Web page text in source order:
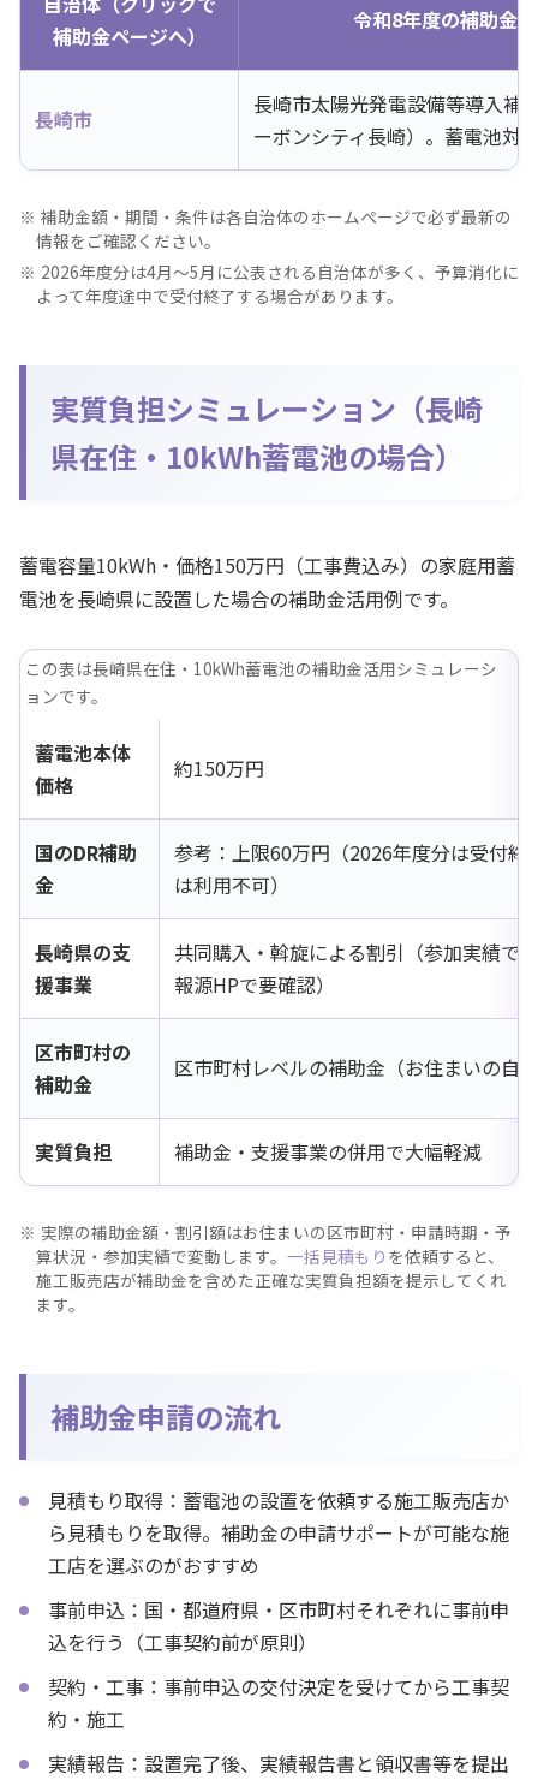
補助金ページへ）
令和8年度の補助金
長崎市
長崎市太陽光発電設備等導入補
ーボンシティ長崎）。蓄電池対
補助金額・期間・条件は各自治体のホームページで必ず最新の
情報をご確認ください。
2026年度分は4月〜5月に公表される自治体が多く、予算消化に
よって年度途中で受付終了する場合があります。
実質負担シミュレーション（長崎
県在住・10kWh蓄電池の場合）
蓄電容量10kWh・価格150万円（工事費込み）の家庭用蓄
電池を長崎県に設置した場合の補助金活用例です。
この表は長崎県在住・10kWh蓄電池の補助金活用シミュレーシ
ョンです。
蓄電池本体
価格
約150万円
国のDR補助
金
参考：上限60万円（2026年度分は受付終
は利用不可）
長崎県の支
援事業
共同購入・斡旋による割引（参加実績で
報源HPで要確認）
区市町村の
補助金
区市町村レベルの補助金（お住まいの自
実質負担 補助金・支援事業の併用で大幅軽減
実際の補助金額・割引額はお住まいの区市町村・申請時期・予
算状況・参加実績で変動します。 一括見積もり を依頼すると、
施工販売店が補助金を含めた正確な実質負担額を提示してくれ
ます。
補助金申請の流れ
見積もり取得：蓄電池の設置を依頼する施工販売店か
ら見積もりを取得。補助金の申請サポートが可能な施
工店を選ぶのがおすすめ
事前申込：国・都道府県・区市町村それぞれに事前申
込を行う（工事契約前が原則）
契約・工事：事前申込の交付決定を受けてから工事契
約・施工
実績報告：設置完了後、実績報告書と領収書等を提出